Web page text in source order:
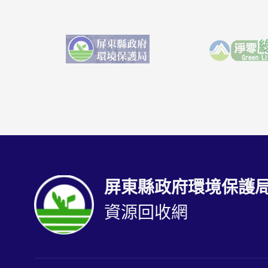
屏東縣政府環境保護
資源回收網